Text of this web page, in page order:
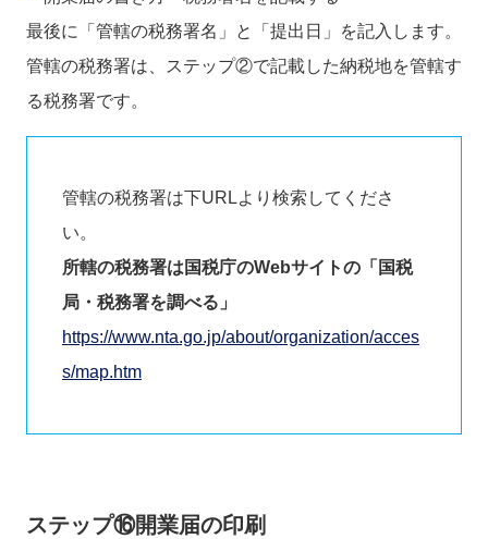
最後に「管轄の税務署名」と「提出日」を記入します。
管轄の税務署は、ステップ②で記載した納税地を管轄す
る税務署です。
管轄の税務署は下URLより検索してくださ
い。
所轄の税務署は国税庁のWebサイトの「国税
局・税務署を調べる」
https://www.nta.go.jp/about/organization/acces
s/map.htm
ステップ⑯開業届の印刷